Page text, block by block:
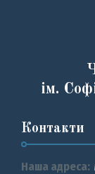
ім.
Контакти
Наша адреса: